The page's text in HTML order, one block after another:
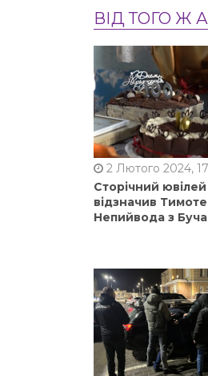
ВІД ТОГО Ж
2 Лютого 2024,
Сторічний ювілей
відзначив
Непийвода з